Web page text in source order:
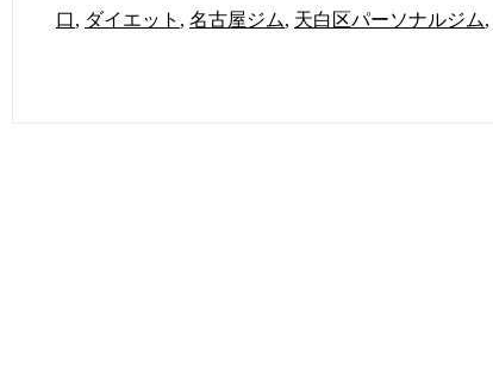
口, ダイエット , 名古屋ジム, 天白区パーソナルジム,